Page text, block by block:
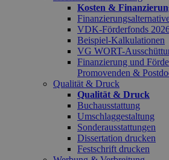
Kosten &
VDK-Förderfonds
Beispiel-Kalkulationen
VG WORT-
Finanzierung und
Promovenden &
Qualität & Druck
Qualität & Druck
Buchausstattung
Umschlaggestaltung
Sonderausstattungen
Dissertation drucken
Festschrift drucken